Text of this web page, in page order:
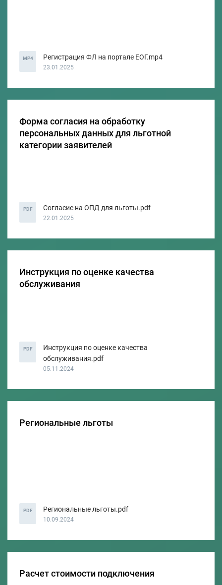
MP4 Регистрация ФЛ на портале ЕОГ.mp4
23.01.2025
Форма согласия на обработку
персональных данных для льготной
категории заявителей
PDF Согласие на ОПД для льготы.pdf
22.01.2025
Инструкция по оценке качества
обслуживания
PDF
Инструкция по оценке качества
обслуживания.pdf
05.11.2024
Региональные льготы
PDF Региональные льготы.pdf
10.09.2024
Расчет стоимости подключения